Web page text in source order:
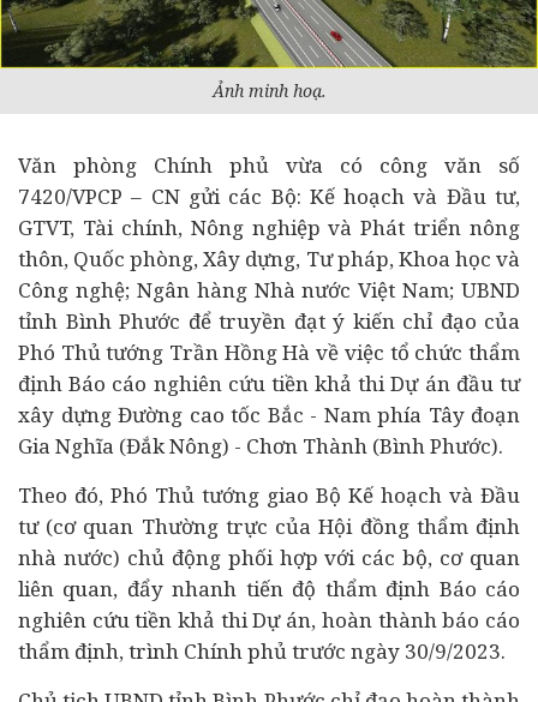
Ảnh minh hoạ.
Văn phòng Chính phủ vừa có công văn số
7420/VPCP – CN gửi các Bộ: Kế hoạch và Đầu tư,
GTVT, Tài chính, Nông nghiệp và Phát triển nông
thôn, Quốc phòng, Xây dựng, Tư pháp, Khoa học và
Công nghệ; Ngân hàngNhà nước Việt Nam; UBND
tỉnh Bình Phước để truyền đạt ý kiến chỉ đạo của
Phó Thủ tướng Trần Hồng Hà về việc tổ chức thẩm
định Báo cáo nghiên cứu tiền khả thiDự án đầu tư
xây dựng Đường cao tốc Bắc - Nam phía Tây đoạn
Gia Nghĩa (Đắk Nông) - Chơn Thành (Bình Phước).
Theo đó, Phó Thủ tướng giao Bộ Kế hoạch và Đầu
tư (cơ quan Thường trực của Hội đồng thẩm định
nhà nước) chủ động phối hợp với các bộ, cơ quan
liên quan, đẩy nhanh tiến độ thẩm định Báo cáo
nghiên cứu tiền khả thi Dự án, hoàn thành báo cáo
thẩm định, trình Chính phủ trước ngày 30/9/2023.